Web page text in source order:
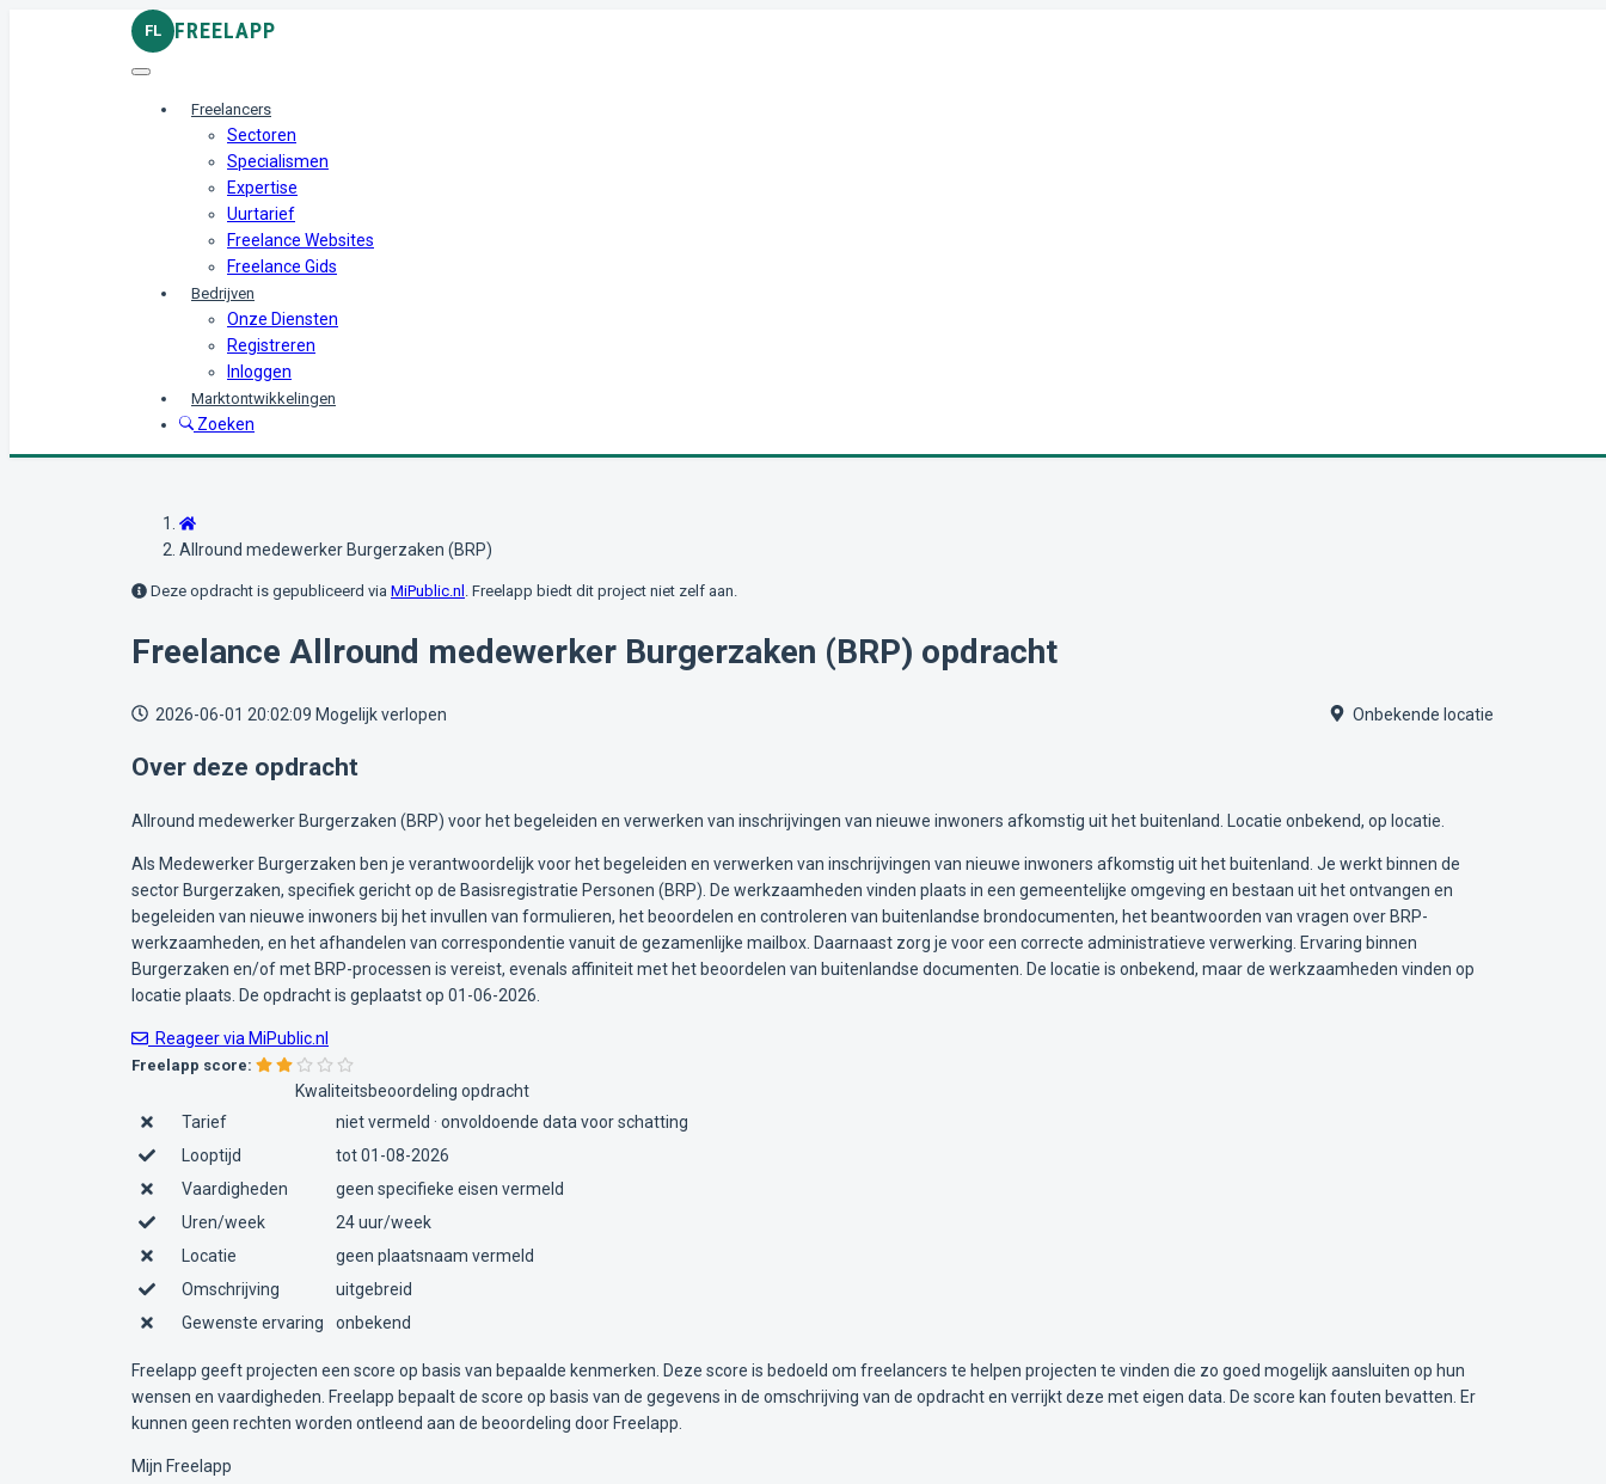
FL FREELAPP
Freelancers
Sectoren
Specialismen
Expertise
Uurtarief
Freelance Websites
Freelance Gids
Bedrijven
Onze Diensten
Registreren
Inloggen
Marktontwikkelingen
Zoeken
Allround medewerker Burgerzaken (BRP)
Deze opdracht is gepubliceerd via MiPublic.nl . Freelapp biedt dit project niet zelf aan.
Freelance Allround medewerker Burgerzaken (BRP) opdracht
2026-06-01 20:02:09 Mogelijk verlopen Onbekende locatie
Over deze opdracht
Allround medewerker Burgerzaken (BRP) voor het begeleiden en verwerken van inschrijvingen van nieuwe inwoners afkomstig uit het buitenland. Locatie onbekend, op locatie.
Als Medewerker Burgerzaken ben je verantwoordelijk voor het begeleiden en verwerken van inschrijvingen van nieuwe inwoners afkomstig uit het buitenland. Je werkt binnen de
sector Burgerzaken, specifiek gericht op de Basisregistratie Personen (BRP). De werkzaamheden vinden plaats in een gemeentelijke omgeving en bestaan uit het ontvangen en
begeleiden van nieuwe inwoners bij het invullen van formulieren, het beoordelen en controleren van buitenlandse brondocumenten, het beantwoorden van vragen over BRP-
werkzaamheden, en het afhandelen van correspondentie vanuit de gezamenlijke mailbox. Daarnaast zorg je voor een correcte administratieve verwerking. Ervaring binnen
Burgerzaken en/of met BRP-processen is vereist, evenals affiniteit met het beoordelen van buitenlandse documenten. De locatie is onbekend, maar de werkzaamheden vinden op
locatie plaats. De opdracht is geplaatst op 01-06-2026.
Reageer via MiPublic.nl
Freelapp score:
Kwaliteitsbeoordeling opdracht
Tarief
niet vermeld · onvoldoende data voor schatting
Looptijd
tot 01-08-2026
Vaardigheden
geen specifieke eisen vermeld
Uren/week
24 uur/week
Locatie
geen plaatsnaam vermeld
Omschrijving
uitgebreid
Gewenste ervaring
onbekend
Freelapp geeft projecten een score op basis van bepaalde kenmerken. Deze score is bedoeld om freelancers te helpen projecten te vinden die zo goed mogelijk aansluiten op hun
wensen en vaardigheden. Freelapp bepaalt de score op basis van de gegevens in de omschrijving van de opdracht en verrijkt deze met eigen data. De score kan fouten bevatten. Er
kunnen geen rechten worden ontleend aan de beoordeling door Freelapp.
Mijn Freelapp